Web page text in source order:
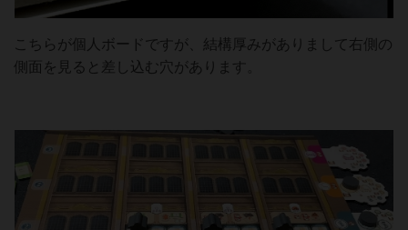
こちらが個人ボードですが、結構厚みがありまして右側の
側面を見ると差し込む穴があります。